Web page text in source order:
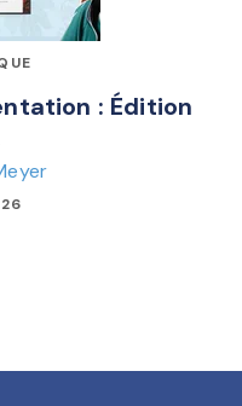
: Édition